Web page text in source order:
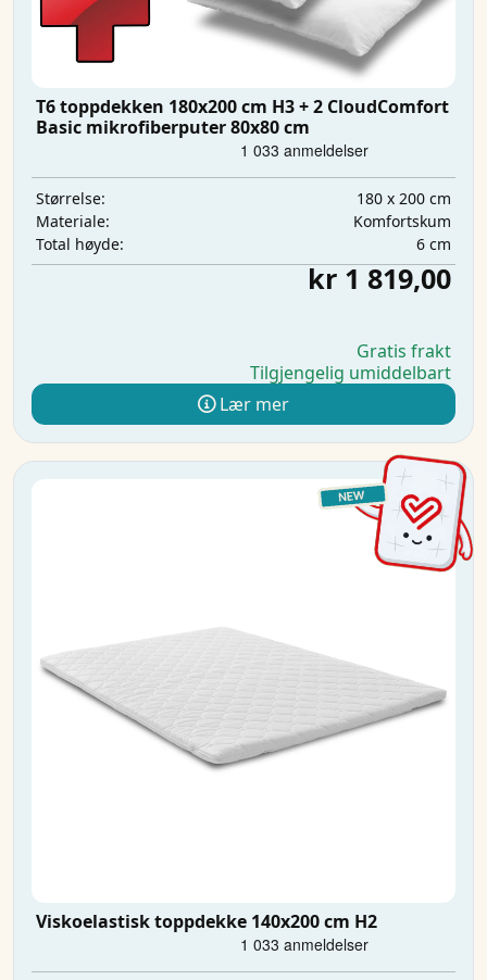
T6 toppdekken 180x200 cm H3 + 2 CloudComfort
Basic mikrofiberputer 80x80 cm
Størrelse:
180 x 200 cm
Materiale:
Komfortskum
Total høyde:
6 cm
kr 1 819,00
Gratis frakt
Tilgjengelig umiddelbart
Lær mer
Viskoelastisk toppdekke 140x200 cm H2